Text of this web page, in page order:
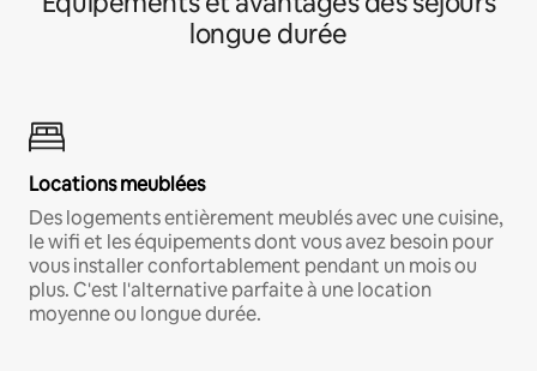
longue durée
Locations meublées
Des logements entièrement meublés avec une cuisine,
le wifi et les équipements dont vous avez besoin pour
vous installer confortablement pendant un mois ou
plus. C'est l'alternative parfaite à une location
moyenne ou longue durée.